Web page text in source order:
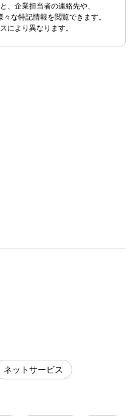
、企業担当者の連絡先や、
な特記情報を閲覧できます。
により異なります。
ネットサービス